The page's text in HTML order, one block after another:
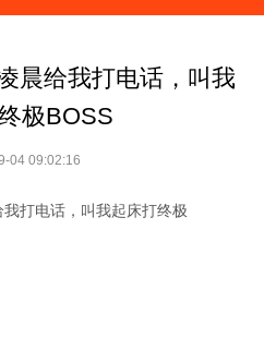
晨给我打电话，叫我
极BOSS
04 09:02:16
打电话，叫我起床打终极